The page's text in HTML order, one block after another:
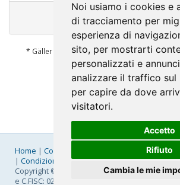
Noi usiamo i cookies e
di tracciamento per
esperienza di
sito, per mostrarti
personalizzati e
analizzare il traffico sul
per capire da dove
visitatori.
Accetto
Rifiuto
Cambia le mie
* Gäller endast vissa TLDs och inte nyligen
Home | Company Pagamenti
| Condizioni Generali|Fatturazione
Copyright © 2026 FastNom Planetel S.p.A. -
e C.FISC: 02831630161